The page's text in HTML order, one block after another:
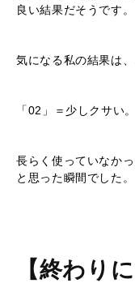
良い結果だそうです。
気になる私の結果は、
「02」＝少しクサい。
長らく使っていなか
と思った瞬間でした。
【終わりに